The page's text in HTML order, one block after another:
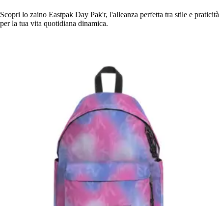
Scopri lo zaino Eastpak Day Pak'r, l'alleanza perfetta tra stile e praticità
per la tua vita quotidiana dinamica.